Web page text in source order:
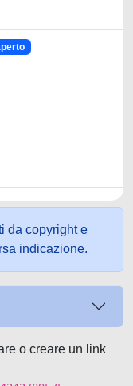
da copyright e
indicazione.
o creare un link